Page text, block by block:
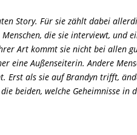
Story. Für sie zählt dabei
die sie interviewt, und
Art kommt sie nicht bei allen
eine Außenseiterin. Andere
Erst als sie auf Brandyn trifft,
beiden, welche Geheimnisse in